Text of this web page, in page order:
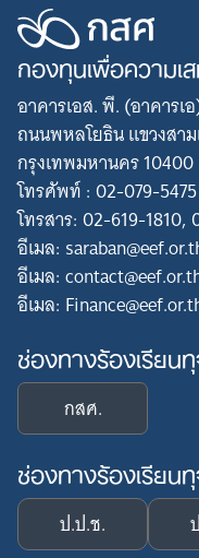
กองทุนเพื่อความ
อาคารเอส. พี. (อาคารเ
ถนนพหลโยธิน แขวงสา
กรุงเทพมหานคร 10400
โทรศัพท์ : 02-079-5475
โทรสาร: 02-619-1810,
อีเมล:
อีเมล:
อีเมล:
ช่องทางร้องเรียน
กสศ.
ช่องทางร้องเรีย
ป.ป.ช.